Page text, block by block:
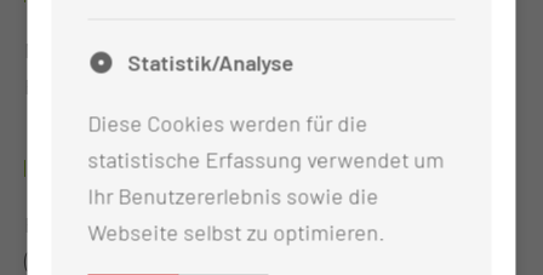
Nachweis der Anerkennung "Arzt im
Rettungswesen"
6/1997 - 12/1997
Forschungsaufenthalt Medical College of Virginia
(Richmond, Virginia, USA) Department of
Statistik/Analyse
Diese Cookies werden für die
statistische Erfassung verwendet um
Ihr Benutzererlebnis sowie die
Webseite selbst zu optimieren.